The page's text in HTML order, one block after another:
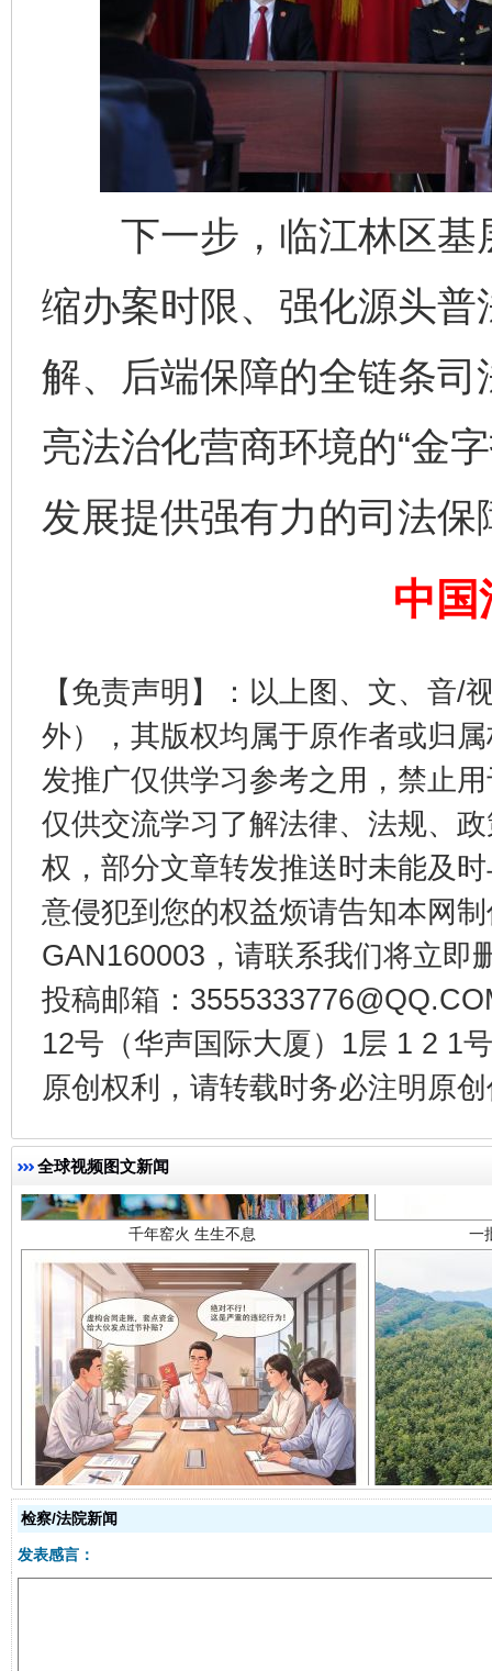
下一步，临江林区基
缩办案时限、强化源头
解、后端保障的全链条
亮法治化营商环境的“金
发展提供强有力的司法保
中国
【免责声明】：以上图、文、音/
外），其版权均属于原作者或归
发推广仅供学习参考之用，禁止
仅供交流学习了解法律、法规、
权，部分文章转发推送时未能及
意侵犯到您的权益烦请告知本网
GAN160003，请联系我们将立即
投稿邮箱：
12号（华声国际大厦）1层 1 2 1
原创权利，请转载时务必注明原
全球视频图文新闻
东山县通报“牛蛙产品抗生素超标问题” 法
揭开“小金库”的免责幌子
检察/法院新闻
发表感言：